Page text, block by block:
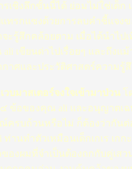
รเชิงลึกขั้นนี้ได้ ย่อมไม่ใช่เด็
แทรกแซงด้วยการลบคำชี้แจง
จะรู้สึกคล้อยตาม เมื่อได้นำไ
เขียนด่าไปเรื่อยๆ และถึง
กาศและประวัติศาสตร์ความรู้
วบมาสเตอร์จงใจเข้ามาป่วน โ
ข้อของคุณ ali และอนุญาตเฉ
ครบถ้วนหรือไม่ ก็ต้องว่ากัน
ท่านทำตัวเหมือนเด็กเกเร เก
ของผมที่จำเป็นต้องถกกับคู่เส